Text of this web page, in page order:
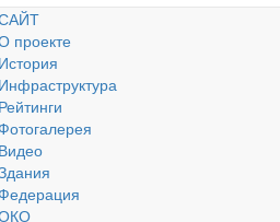
проекте
История
Инфраструктура
Рейтинги
Видео